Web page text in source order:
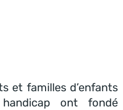
et familles d’enfants
ont fondé